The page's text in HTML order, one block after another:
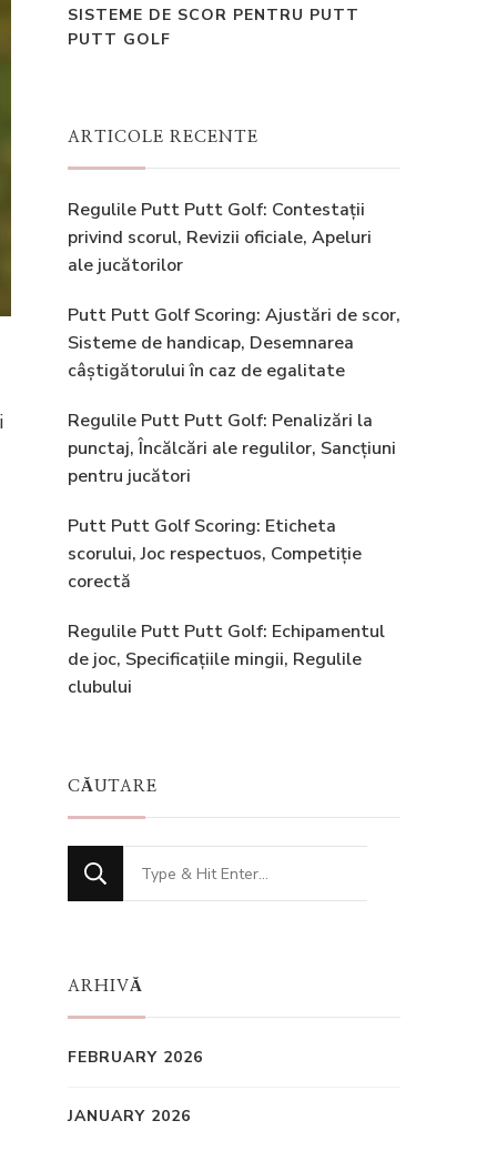
SISTEME DE SCOR PENTRU PUTT
PUTT GOLF
ARTICOLE RECENTE
Regulile Putt Putt Golf: Contestații
privind scorul, Revizii oficiale, Apeluri
ale jucătorilor
Putt Putt Golf Scoring: Ajustări de scor,
Sisteme de handicap, Desemnarea
câștigătorului în caz de egalitate
Regulile Putt Putt Golf: Penalizări la
punctaj, Încălcări ale regulilor, Sancțiuni
pentru jucători
Putt Putt Golf Scoring: Eticheta
scorului, Joc respectuos, Competiție
corectă
Regulile Putt Putt Golf: Echipamentul
de joc, Specificațiile mingii, Regulile
clubului
CĂUTARE
Looking
for
ARHIVĂ
FEBRUARY 2026
JANUARY 2026